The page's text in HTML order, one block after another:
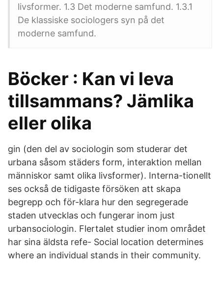
livsformer. 1.3 Det moderne samfund. 1.3.1
De klassiske sociologers syn på det
moderne samfund.
Böcker : Kan vi leva
tillsammans? Jämlika
eller olika
gin (den del av sociologin som studerar det
urbana såsom städers form, interaktion mellan
människor samt olika livsformer). Interna-tionellt
ses också de tidigaste försöken att skapa
begrepp och för-klara hur den segregerade
staden utvecklas och fungerar inom just
urbansociologin. Flertalet studier inom området
har sina äldsta refe- Social location determines
where an individual stands in their community.